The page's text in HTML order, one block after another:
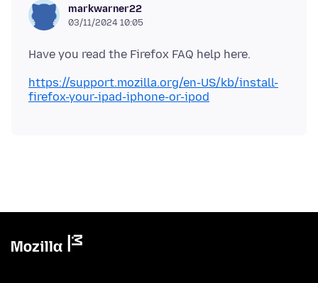
markwarner22
03/11/2024 10:05
https://support.mozilla.org/en-US/kb/install-
firefox-your-ipad-iphone-or-ipod